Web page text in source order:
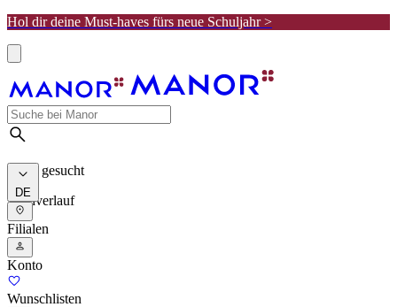
Hol dir deine Must-haves fürs neue Schuljahr >
Meist gesucht
Suchverlauf
DE
Filialen
Konto
Wunschlisten